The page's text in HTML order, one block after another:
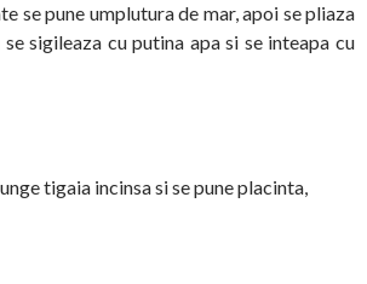
se pune umplutura de mar, apoi se pliaza
sigileaza cu putina apa si se inteapa cu
tigaia incinsa si se pune placinta,